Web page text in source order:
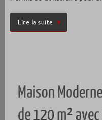
Lire la suite
Maison
de 120 m²